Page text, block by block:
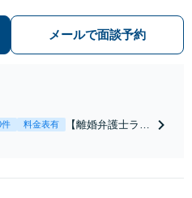
き寝入りしたくないという方は是非
ご相談ください。
メールで面談予約
件 料金表有
【離婚弁護士ラン